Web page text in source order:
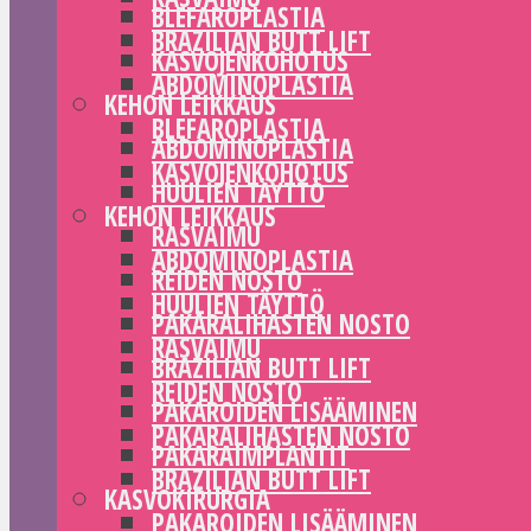
BLEFAROPLASTIA
KASVOJENKOHOTUS
KEHON LEIKKAUS
ABDOMINOPLASTIA
HUULIEN TÄYTTÖ
RASVAIMU
REIDEN NOSTO
PAKARALIHASTEN NOSTO
BRAZILIAN BUTT LIFT
PAKAROIDEN LISÄÄMINEN
PAKARAIMPLANTIT
KASVOKIRURGIA
BRAZILIAN BUTT LIFT
ABDOMINOPLASTIA
BLEFAROPLASTIA
KASVOJENKOHOTUS
KEHON LEIKKAUS
ABDOMINOPLASTIA
HUULIEN TÄYTTÖ
RASVAIMU
REIDEN NOSTO
PAKARALIHASTEN NOSTO
BRAZILIAN BUTT LIFT
PAKAROIDEN LISÄÄMINEN